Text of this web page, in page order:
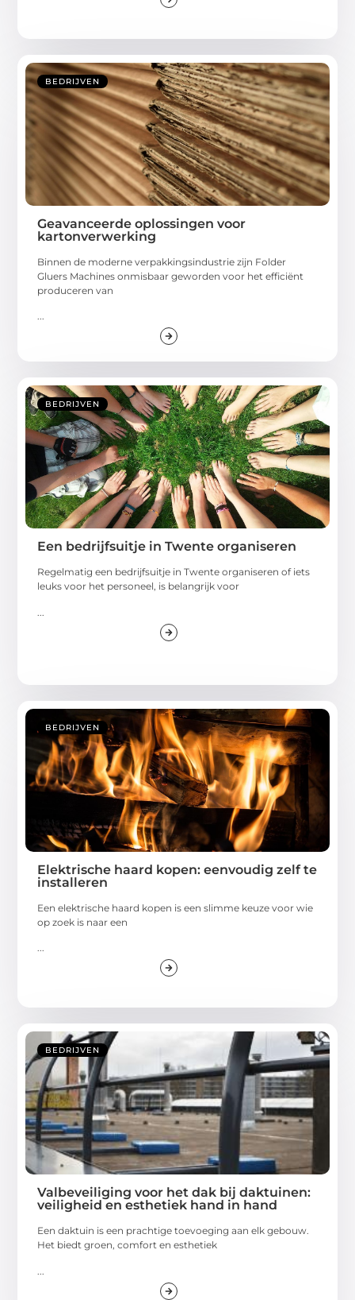
BEDRIJVEN
Geavanceerde oplossingen voor
kartonverwerking
Binnen de moderne verpakkingsindustrie zijn Folder
Gluers Machines onmisbaar geworden voor het efficiënt
produceren van
...
BEDRIJVEN
Een bedrijfsuitje in Twente organiseren
Regelmatig een bedrijfsuitje in Twente organiseren of iets
leuks voor het personeel, is belangrijk voor
BEDRIJVEN
Elektrische haard kopen: eenvoudig zelf te
installeren
Een elektrische haard kopen is een slimme keuze voor wie
op zoek is naar een
...
BEDRIJVEN
Valbeveiliging voor het dak bij daktuinen:
veiligheid en esthetiek hand in hand
Een daktuin is een prachtige toevoeging aan elk gebouw.
Het biedt groen, comfort en esthetiek